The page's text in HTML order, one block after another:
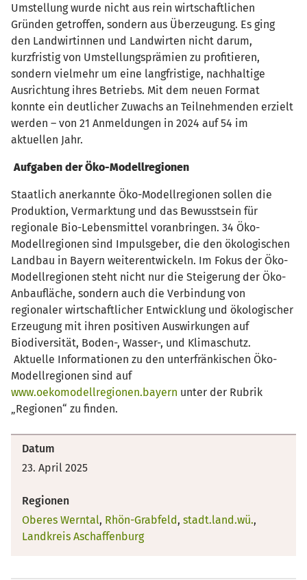
Umstellung wurde nicht aus rein wirtschaftlichen
Gründen getroffen, sondern aus Überzeugung. Es ging
den Landwirtinnen und Landwirten nicht darum,
kurzfristig von Umstellungsprämien zu profitieren,
sondern vielmehr um eine langfristige, nachhaltige
Ausrichtung ihres Betriebs. Mit dem neuen Format
konnte ein deutlicher Zuwachs an Teilnehmenden erzielt
werden – von 21 Anmeldungen in 2024 auf 54 im
aktuellen Jahr.
Aufgaben der Öko-Modellregionen
Staatlich anerkannte Öko-Modellregionen sollen die
Produktion, Vermarktung und das Bewusstsein für
regionale Bio-Lebensmittel voranbringen. 34 Öko-
Modellregionen sind Impulsgeber, die den ökologischen
Landbau in Bayern weiterentwickeln. Im Fokus der Öko-
Modellregionen steht nicht nur die Steigerung der Öko-
Anbaufläche, sondern auch die Verbindung von
regionaler wirtschaftlicher Entwicklung und ökologischer
Erzeugung mit ihren positiven Auswirkungen auf
Biodiversität, Boden-, Wasser-, und Klimaschutz.
Aktuelle Informationen zu den unterfränkischen Öko-
Modellregionen sind auf
www.oekomodellregionen.bayern unter der Rubrik
„Regionen“ zu finden.
Datum
23. April 2025
Regionen
Oberes Werntal, Rhön-Grabfeld, stadt.land.wü.,
Landkreis Aschaffenburg